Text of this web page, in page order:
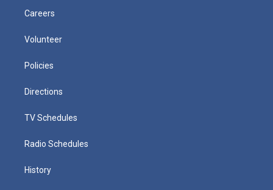
Careers
Volunteer
Policies
Directions
TV Schedules
Radio Schedules
History